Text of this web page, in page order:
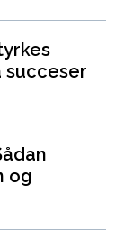
succeser
og